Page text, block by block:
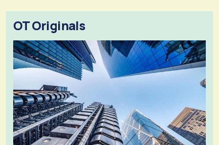
OT Originals